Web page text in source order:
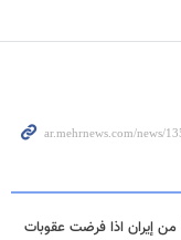
من إيران اذا فرضت عقوبات